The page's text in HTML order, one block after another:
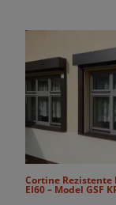
Cortine Rezistente
EI60 – Model GSF